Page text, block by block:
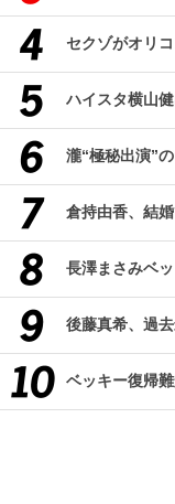
セクゾがオリ
ハイスタ横山
瀧“極秘出演”
倉持由香、結
長澤まさみベ
後藤真希、過
ベッキー復帰